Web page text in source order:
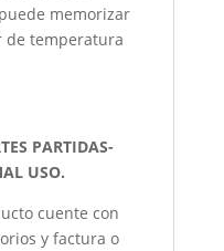
memorizar
de temperatura
PARTIDAS-
USO.
cuente con
y factura o